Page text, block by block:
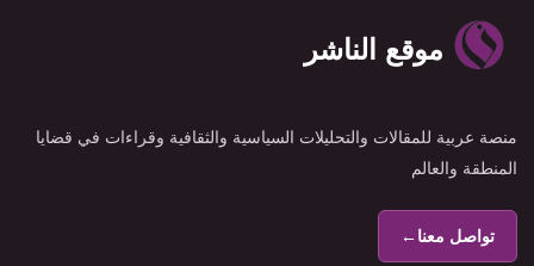
موقع الناشر
منصة عربية للمقالات والتحليلات السياسية والثقافية وقراءات في قضايا
المنطقة والعالم
تواصل معنا←